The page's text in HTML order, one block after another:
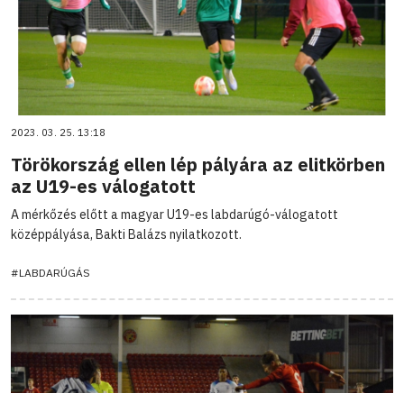
2023. 03. 25. 13:18
Törökország ellen lép pályára az elitkörben
az U19-es válogatott
A mérkőzés előtt a magyar U19-es labdarúgó-válogatott
középpályása, Bakti Balázs nyilatkozott.
#LABDARÚGÁS